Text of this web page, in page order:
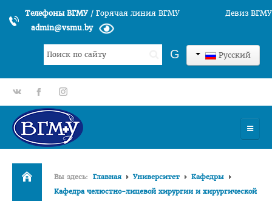
Телефоны ВГМУ/ Горячая линия ВГМУ
Девиз ВГМУ
admin@vsmu.by
Русский
Искать... G
gp fb tt
УНИВЕРСИТЕТ
История университета
Вы здесь: Главная Университет
Кафедры
Кафедра челюстно-лицевой хирургии и хирургической